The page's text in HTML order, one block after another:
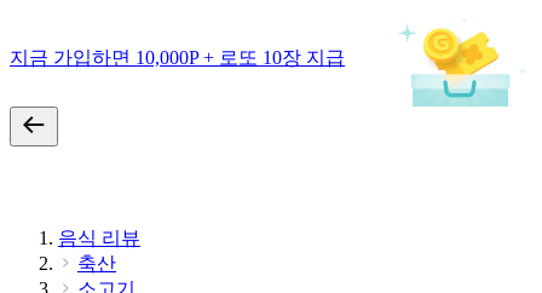
지금 가입하면 10,000P + 로또 10장 지급
음식 리뷰
축산
소고기